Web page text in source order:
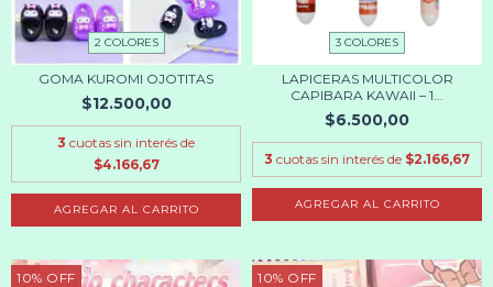
2 COLORES
GOMA KUROMI OJOTITAS
$12.500,00
3 cuotas sin interés de
$4.166,67
AGREGAR AL CARRITO
3 COLORES
LAPICERAS MULTICOLOR
CAPIBARA KAWAII – 1...
$6.500,00
3 cuotas sin interés de $2.166,67
AGREGAR AL CARRITO
10% OFF 10% OFF